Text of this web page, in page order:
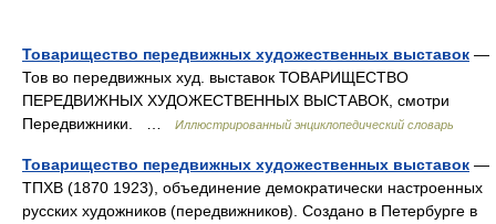
Товарищество передвижных художественных выставок —
Тов во передвижных худ. выставок ТОВАРИЩЕСТВО
ПЕРЕДВИЖНЫХ ХУДОЖЕСТВЕННЫХ ВЫСТАВОК, смотри
Передвижники. …
Иллюстрированный энциклопедический словарь
Товарищество передвижных художественных выставок —
ТПХВ (1870 1923), объединение демократически настроенных
русских художников (передвижников). Создано в Петербурге в